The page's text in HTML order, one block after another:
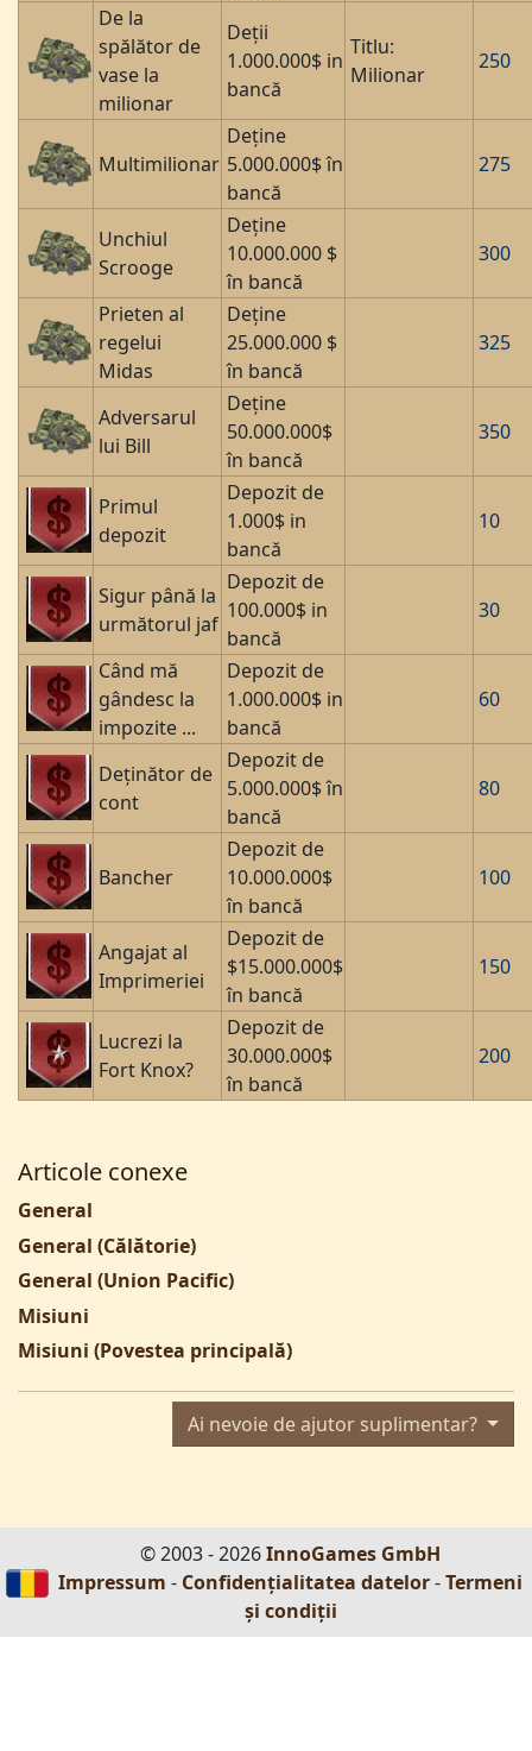
De la
spălător de
vase la
milionar
Deții
1.000.000$ in
bancă
Titlu:
Milionar
250
Multimilionar
Deține
5.000.000$ în
bancă
275
Unchiul
Scrooge
Deține
10.000.000 $
în bancă
300
Prieten al
regelui
Midas
Deține
25.000.000 $
în bancă
325
Adversarul
lui Bill
Deține
50.000.000$
în bancă
350
Primul
depozit
Depozit de
1.000$ in
bancă
10
Sigur până la
următorul jaf
Depozit de
100.000$ in
bancă
30
Când mă
gândesc la
impozite ...
Depozit de
1.000.000$ in
bancă
60
Deținător de
cont
Depozit de
5.000.000$ în
bancă
80
Bancher
Depozit de
10.000.000$
în bancă
100
Angajat al
Imprimeriei
Depozit de
$15.000.000$
în bancă
150
Lucrezi la
Fort Knox?
Depozit de
30.000.000$
în bancă
200
Articole conexe
General
General (Călătorie)
General (Union Pacific)
Misiuni
Misiuni (Povestea principală)
Ai nevoie de ajutor suplimentar?
© 2003 - 2026InnoGames GmbH
Impressum - Confidențialitatea datelor-Termeni
și condiții